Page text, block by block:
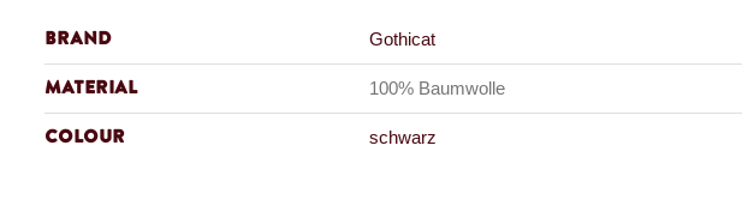
Brand Gothicat
Material 100% Baumwolle
Colour schwarz